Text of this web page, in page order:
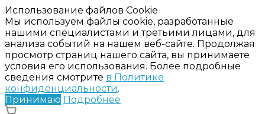
Использование файлов Cookie
Мы используем файлы cookie, разработанные
нашими специалистами и третьими лицами, для
анализа событий на нашем веб-сайте. Продолжая
просмотр страниц нашего сайта, вы принимаете
условия его использования. Более подробные
сведения смотрите в Политике
конфиденциальности.
Принимаю Подробнее